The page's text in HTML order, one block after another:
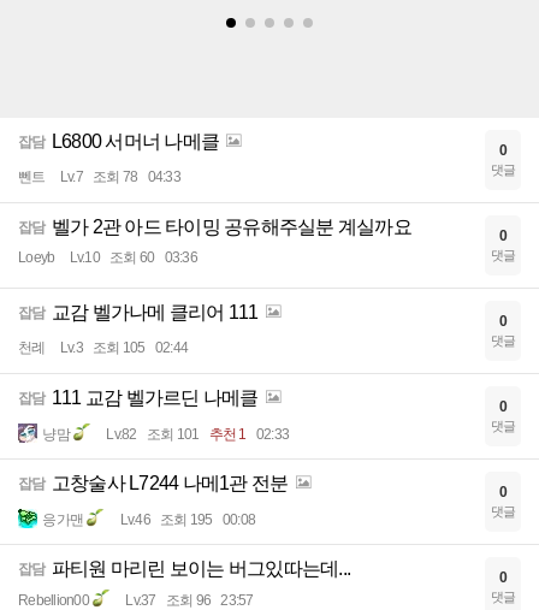
잡담 L6800 서머너 나메클
뻰트 Lv.7 조회 78 04:33
0
댓글
잡담 벨가 2관 아드 타이밍 공유해주실분 계실까요
Loeyb Lv.10 조회 60 03:36
0
댓글
잡담 교감 벨가나메 클리어 111
천례 Lv.3 조회 105 02:44
0
댓글
잡담 111 교감 벨가르딘 나메클
냥맘 Lv.82 조회 101 추천 1 02:33
0
댓글
잡담 고창술사 L7244 나메1관 전분
응가맨 Lv.46 조회 195 00:08
0
댓글
잡담 파티원 마리린 보이는 버그있따는데...
Rebellion00 Lv.37 조회 96 23:57
0
댓글